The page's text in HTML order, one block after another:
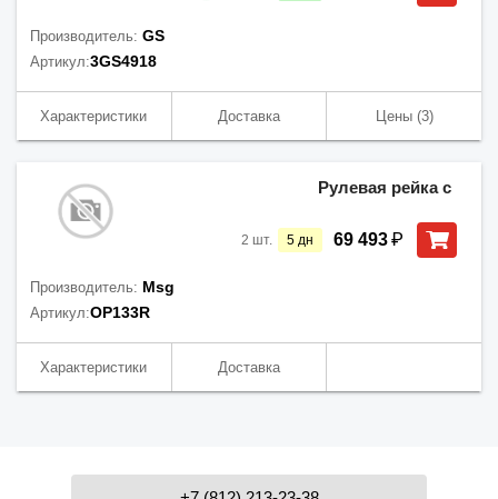
Производитель: GS
Артикул:3GS4918
Характеристики Доставка Цены(3)
Рулевая рейка с
2 шт. 5 дн 69 493₽
Производитель: Msg
Артикул:OP133R
Характеристики Доставка